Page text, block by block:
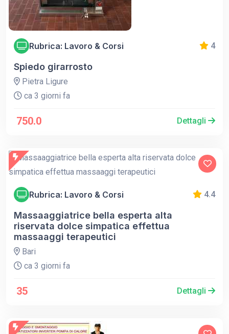
Rubrica: Lavoro & Corsi 4
Spiedo girarrosto
Pietra Ligure
ca 3 giorni fa
750.0 Dettagli
Rubrica: Lavoro & Corsi 4.4
Massaaggiatrice bella esperta alta
riservata dolce simpatica effettua
massaaggi terapeutici
Bari
ca 3 giorni fa
35 Dettagli